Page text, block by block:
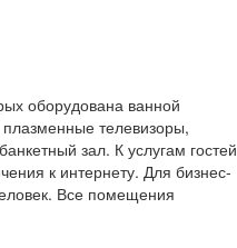
оборудована ванной
телевизоры,
зал. К услугам гостей
к интернету. Для бизнес-
Все помещения